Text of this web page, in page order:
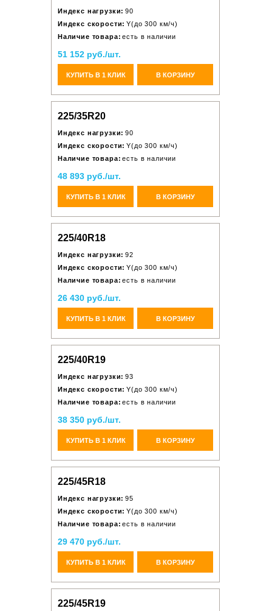
Индекс нагрузки: 90
Индекс скорости: Y(до 300 км/ч)
Наличие товара: есть в наличии
51 152 руб./шт.
КУПИТЬ В 1 КЛИК В КОРЗИНУ
225/35R20
Индекс нагрузки: 90
Индекс скорости: Y(до 300 км/ч)
Наличие товара: есть в наличии
48 893 руб./шт.
КУПИТЬ В 1 КЛИК В КОРЗИНУ
225/40R18
Индекс нагрузки: 92
Индекс скорости: Y(до 300 км/ч)
Наличие товара: есть в наличии
26 430 руб./шт.
КУПИТЬ В 1 КЛИК В КОРЗИНУ
225/40R19
Индекс нагрузки: 93
Индекс скорости: Y(до 300 км/ч)
Наличие товара: есть в наличии
38 350 руб./шт.
КУПИТЬ В 1 КЛИК В КОРЗИНУ
225/45R18
Индекс нагрузки: 95
Индекс скорости: Y(до 300 км/ч)
Наличие товара: есть в наличии
29 470 руб./шт.
КУПИТЬ В 1 КЛИК В КОРЗИНУ
225/45R19